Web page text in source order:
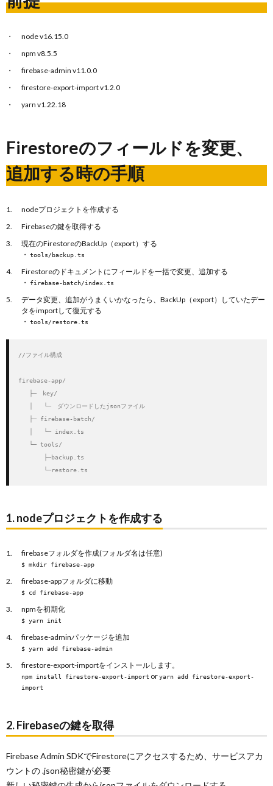
node v16.15.0
npm v8.5.5
firebase-admin v11.0.0
firestore-export-import v1.2.0
yarn v1.22.18
Firestoreのフィールドを変更、
追加する時の手順
nodeプロジェクトを作成する
Firebaseの鍵を取得する
現在のFirestoreのBackUp（export）する
・
tools/backup.ts
Firestoreのドキュメントにフィールドを一括で変更、追加する
・
firebase-batch/index.ts
データ変更、追加がうまくいかなったら、BackUp（export）していたデー
タをimportして復元する
・
tools/restore.ts
//ファイル構成
firebase-app/
   ├─　key/
   │   └─　ダウンロードしたjsonファイル
   ├─ firebase-batch/
   │   └─ index.ts
   └─ tools/
       ├─backup.ts
       └─restore.ts
1. nodeプロジェクトを作成する
firebaseフォルダを作成(フォルダ名は任意)
$ mkdir firebase-app
firebase-appフォルダに移動
$ cd firebase-app
npmを初期化
$ yarn init
firebase-adminパッケージを追加
$ yarn add firebase-admin
firestore-export-importをインストールします。
npm install firestore-export-import oryarn add firestore-export-
import
2. Firebaseの鍵を取得
Firebase Admin SDKでFirestoreにアクセスするため、サービスアカ
ウントの .json秘密鍵が必要